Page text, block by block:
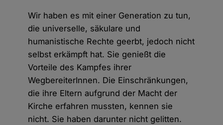
Wir haben es mit einer Generation zu tun,
die universelle, säkulare und
humanistische Rechte geerbt, jedoch nicht
selbst erkämpft hat. Sie genießt die
Vorteile des Kampfes ihrer
WegbereiterInnen. Die Einschränkungen,
die ihre Eltern aufgrund der Macht der
Kirche erfahren mussten, kennen sie
nicht. Sie haben darunter nicht gelitten.